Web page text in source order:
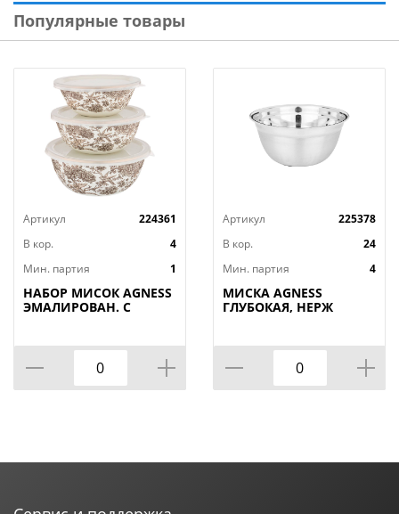
Популярные товары
Артикул
224361
В кор.
4
Мин. партия
1
НАБОР МИСОК AGNESS
ЭМАЛИРОВАН. С
6ПР. 14/16/18СМ,
0,6/0,9/1,3Л
Артикул
225378
В кор.
24
Мин. партия
4
МИСКА AGNESS
ГЛУБОКАЯ, НЕРЖ
ДНО, 26 СМ 3 Л